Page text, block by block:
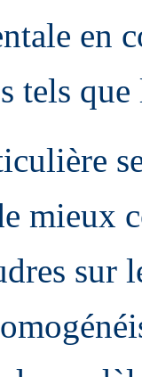
en
tels que
mieux
sur